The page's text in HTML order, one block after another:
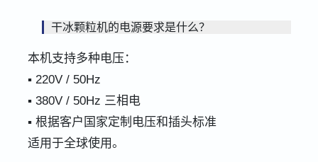
干冰颗粒机的电源要求是什么？
本机支持多种电压：
▪ 220V / 50Hz
▪ 380V / 50Hz 三相电
▪ 根据客户国家定制电压和插头标准
适用于全球使用。